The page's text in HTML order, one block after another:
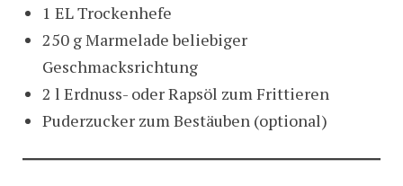
1 EL Trockenhefe
250 g Marmelade beliebiger
Geschmacksrichtung
2 l Erdnuss- oder Rapsöl zum Frittieren
Puderzucker zum Bestäuben (optional)